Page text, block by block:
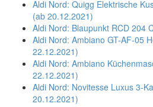
Aldi Nord: Quigg Elektrische
(ab 20.12.2021)
Aldi Nord: Blaupunkt RCD 204
Aldi Nord: Ambiano GT-AF-05
22.12.2021)
Aldi Nord: Ambiano
22.12.2021)
Aldi Nord: Novitesse Luxus 3-
20.12.2021)